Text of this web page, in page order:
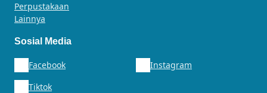
Perpustakaan
Lainnya
Sosial Media
Facebook
Instagram
Tiktok